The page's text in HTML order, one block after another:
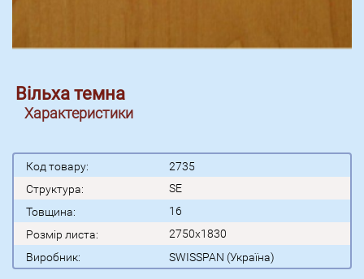
Вільха темна
Характеристики
Код товару:
2735
Структура:
SE
Товщина:
16
Розмір листа:
2750x1830
Виробник:
SWISSPAN (Україна)